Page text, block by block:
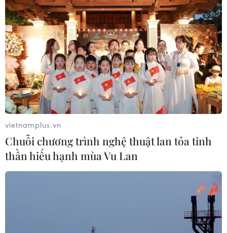
El Nino quay lại, nhiều khả năng dẫn đến
hiện tượng thời tiết cực đoan
09/06/2023 08:09
Theo Cơ quan Đại dương và Khí quyển quốc gia Mỹ,
sau 3 năm liên tiếp tồn tại La Nina, El Nino đã xuất hiện
trở lại khi khu vực Thái Bình Dương gần xích đạo có
vietnamplus.vn
Chuỗi chương trình nghệ thuật lan tỏa tinh
thần hiếu hạnh mùa Vu Lan